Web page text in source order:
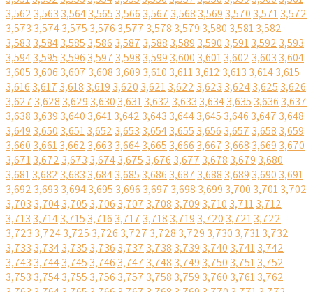
3,562 3,563 3,5643,565 3,566 3,567 3,568 3,569 3,570 3,5713,572
3,573 3,5743,575 3,576 3,577 3,578 3,579 3,580 3,5813,582
3,583 3,5843,585 3,586 3,587 3,588 3,589 3,590 3,5913,592 3,593
3,5943,595 3,596 3,597 3,598 3,599 3,600 3,6013,602 3,603 3,604
3,605 3,606 3,607 3,608 3,609 3,610 3,6113,612 3,613 3,6143,615
3,616 3,617 3,618 3,619 3,620 3,6213,622 3,623 3,6243,625 3,626
3,627 3,628 3,629 3,630 3,6313,632 3,633 3,6343,635 3,636 3,637
3,638 3,639 3,640 3,6413,642 3,643 3,6443,645 3,646 3,647 3,648
3,649 3,650 3,6513,652 3,653 3,6543,655 3,656 3,657 3,658 3,659
3,660 3,6613,662 3,663 3,6643,665 3,666 3,667 3,668 3,669 3,670
3,6713,672 3,673 3,6743,675 3,676 3,677 3,678 3,679 3,680
3,6813,682 3,683 3,6843,685 3,686 3,687 3,688 3,689 3,690 3,691
3,692 3,693 3,6943,695 3,696 3,697 3,698 3,699 3,700 3,7013,702
3,703 3,7043,705 3,706 3,707 3,708 3,709 3,710 3,7113,712
3,713 3,7143,715 3,716 3,717 3,718 3,719 3,720 3,7213,722
3,723 3,7243,725 3,726 3,727 3,728 3,729 3,730 3,7313,732
3,733 3,7343,735 3,736 3,737 3,738 3,739 3,740 3,7413,742
3,743 3,7443,745 3,746 3,747 3,748 3,749 3,750 3,7513,752
3,753 3,7543,755 3,756 3,757 3,758 3,759 3,760 3,7613,762